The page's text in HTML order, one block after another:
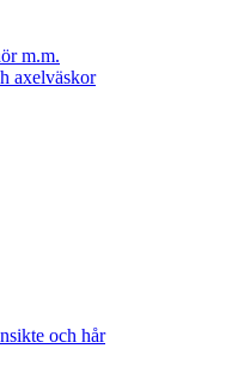
m.m.
axelväskor
och hår